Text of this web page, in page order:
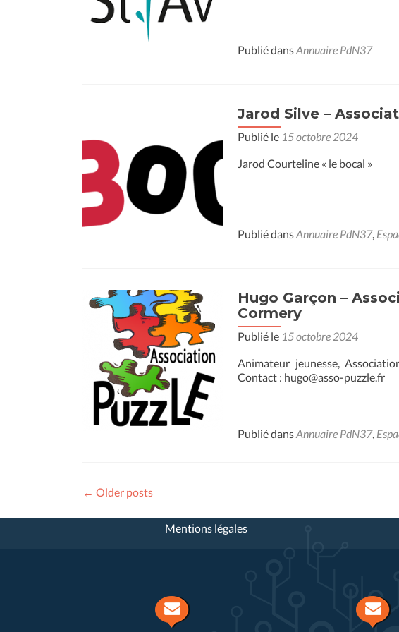
Publié dansAnnuaire PdN37
Jarod Silve –
Publié le 15 octobre 2024
Jarod Courteline « le bocal »
Publié dansAnnuaire PdN37,
Hugo Garçon –
Cormery
Publié le 15 octobre 2024
Animateur jeunesse,
Contact : hugo@asso-puzzle.fr
Publié dansAnnuaire PdN37,
Posts
navigation
← Older posts
Mentions légales